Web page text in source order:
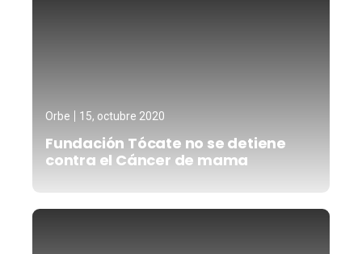
Orbe 15, octubre 2020
Fundación Tócate no se detiene
contra el Cáncer de mama